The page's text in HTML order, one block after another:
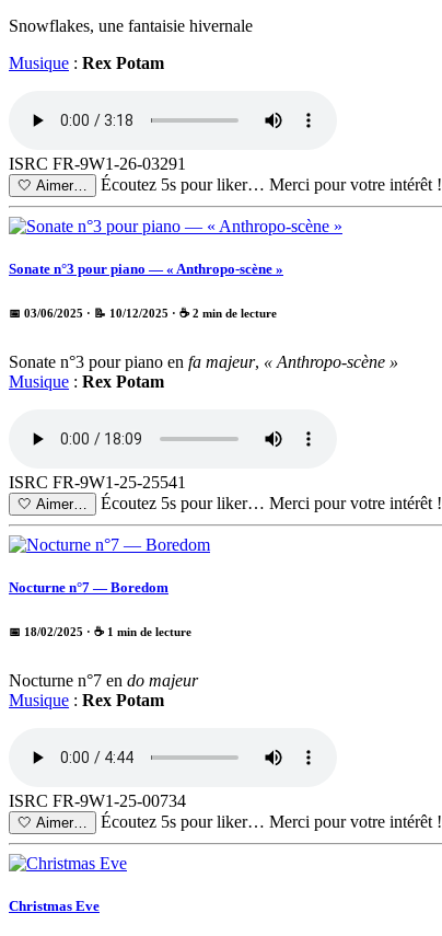
Snowflakes, une fantaisie hivernale
Musique : Rex Potam
ISRC FR-9W1-26-03291
🤍 Aimer… Écoutez 5s pour liker… Merci pour votre intérêt !
Sonate n°3 pour piano — « Anthropo-scène »
📅 03/06/2025 · 📝 10/12/2025 · ☕ 2 min de lecture
Sonate n°3 pour piano en fa majeur, « Anthropo-scène »
Musique : Rex Potam
ISRC FR-9W1-25-25541
🤍 Aimer… Écoutez 5s pour liker… Merci pour votre intérêt !
Nocturne n°7 — Boredom
📅 18/02/2025 · ☕ 1 min de lecture
Nocturne n°7 en do majeur
Musique : Rex Potam
ISRC FR-9W1-25-00734
🤍 Aimer… Écoutez 5s pour liker… Merci pour votre intérêt !
Christmas Eve